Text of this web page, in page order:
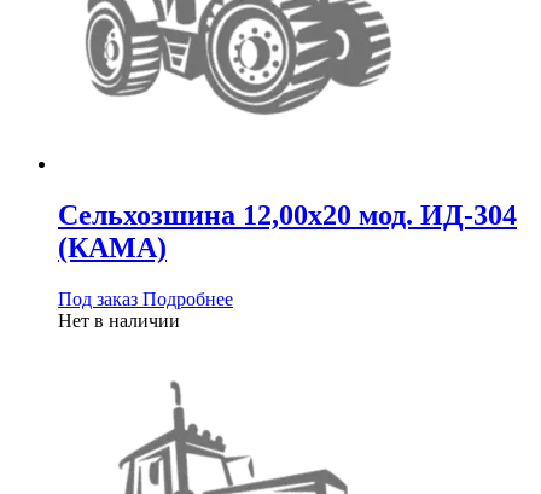
Сельхозшина 12,00х20 мод. ИД-304
(КАМА)
Под заказ Подробнее
Нет в наличии